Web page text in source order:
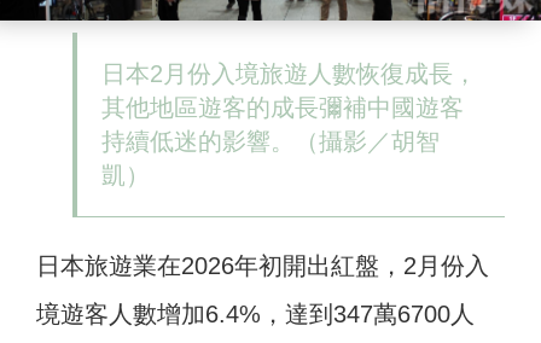
日本2月份入境旅遊人數恢復成長，
其他地區遊客的成長彌補中國遊客
持續低迷的影響。（攝影／胡智
凱）
日本旅遊業在2026年初開出紅盤，2月份入
境遊客人數增加6.4%，達到347萬6700人